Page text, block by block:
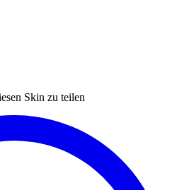
Skin zu teilen